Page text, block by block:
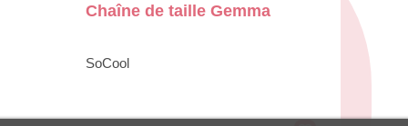
Chaîne de taille Gemma
SoCool